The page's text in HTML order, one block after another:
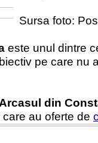
Sursa foto:
este unul dintre
pe care nu
din
au oferte de